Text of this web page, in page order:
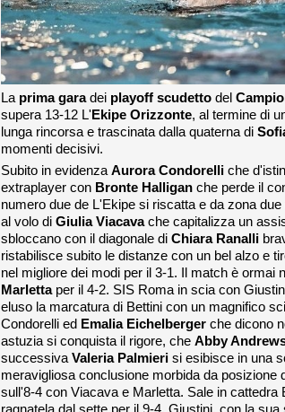
La prima garadei playoff scudetto del
supera 13-12 L'Ekipe Orizzonte, al termine di
lunga rincorsa e trascinata dalla quaterna di
momenti decisivi.
Subito in evidenza Aurora Condorelli che
extraplayer con Bronte Halligan che perde il
numero due de L'Ekipe si riscatta e da zona
al volo di Giulia Viacavache capitalizza un
sbloccano con il diagonale di Chiara Ranalli
ristabilisce subito le distanze con un bel alzo e
nel migliore dei modi per il 3-1. Il match è ormai
Marlettaper il 4-2. SIS Roma in scia con
eluso la marcatura di Bettini con un magnifico
Condorelli ed Emalia Eichelberger che dicono
astuzia si conquista il rigore, che Abby
successiva Valeria Palmieri si esibisce in una
meravigliosa conclusione morbida da
sull'8-4 con Viacava e Marletta. Sale in
ragnatela dal sette per il 9-4. Giustini, con la